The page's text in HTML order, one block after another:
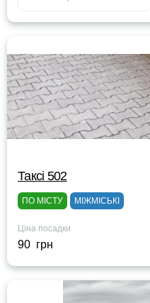
Таксі 502
ПО МІСТУ МІЖМІСЬКІ
Ціна посадки
90 грн